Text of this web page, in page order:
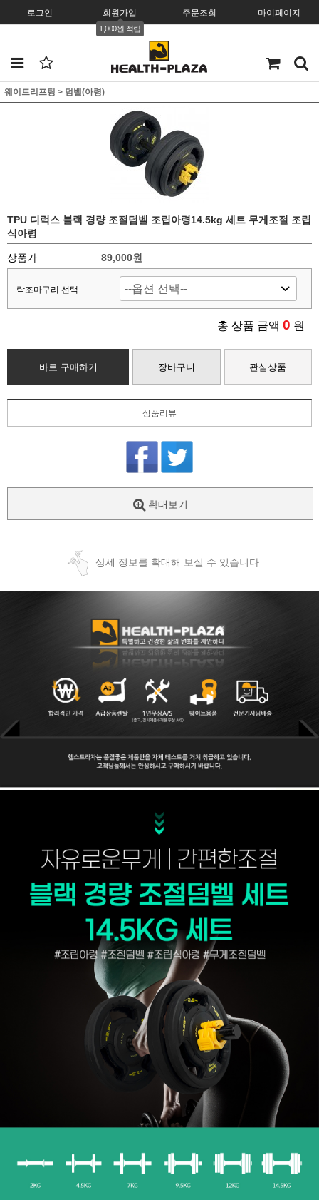
로그인 회원가입
1,000원 적립
주문조회 마이페이지
웨이트리프팅 > 덤벨(아령)
TPU 디럭스 블랙 경량 조절덤벨 조립아령14.5kg 세트 무게조절 조립
식아령
상품가 89,000원
락조마구리 선택
총 상품 금액 0 원
바로 구매하기 장바구니 관심상품
상품리뷰
확대보기
상세 정보를 확대해 보실 수 있습니다